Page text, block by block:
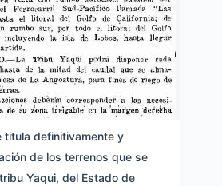
titula definitivamente y
de los terrenos que se
Yaqui, del Estado de